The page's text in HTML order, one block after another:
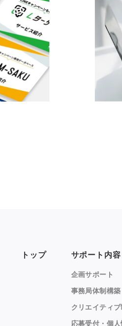
トップ サポート内容
企画サポート
事務局体制構築
クリエイティ
応募受付・個